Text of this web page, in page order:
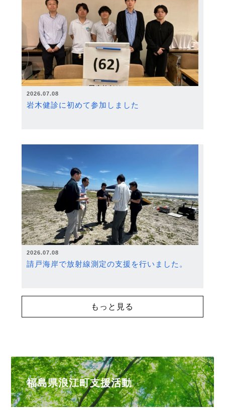
2026.07.08
岩木健診に初めて参加しました
2026.07.08
請戸海岸で放射線測定の支援を行いました。
もっと見る
福島県浪江町支援活動